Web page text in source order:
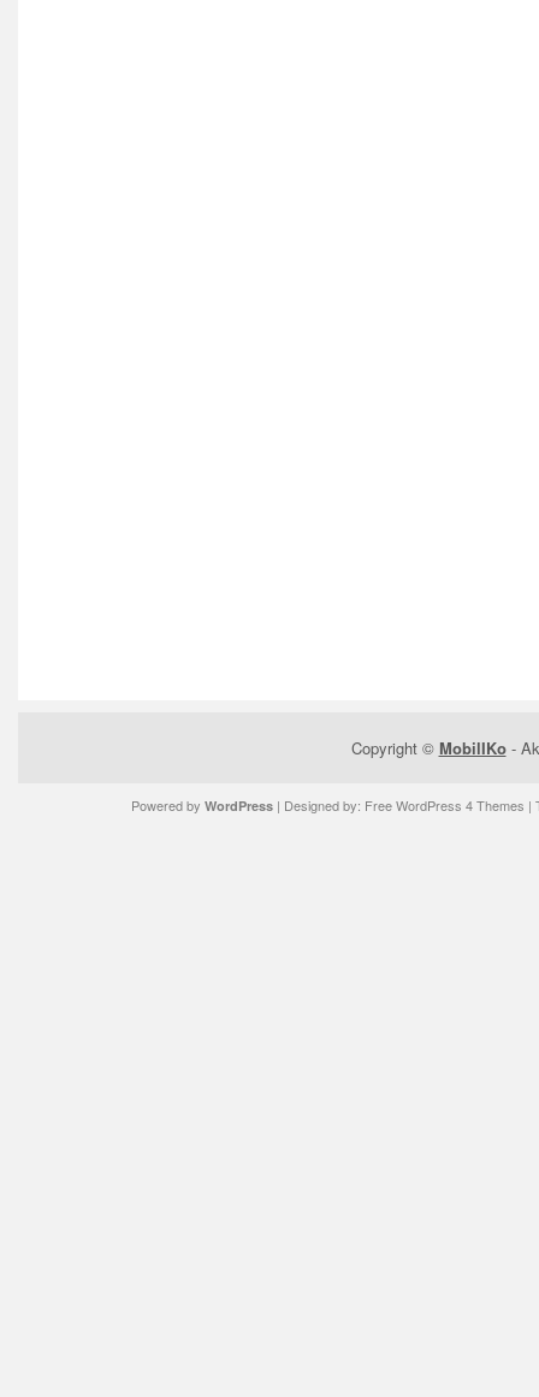
Copyright © MobilIKo-
Powered by WordPress| Designed by: Free WordPress 4 Themes |